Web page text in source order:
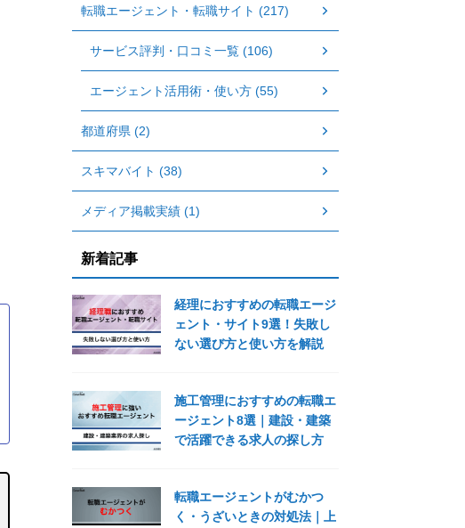
転職エージェント・転職サイト (217)
サービス評判・口コミ一覧 (106)
エージェント活用術・使い方 (55)
都道府県 (2)
スキマバイト (38)
メディア掲載実績 (1)
新着記事
経理におすすめの転職エージ
ェント・サイト9選！失敗し
ない選び方と使い方を解説
施工管理におすすめの転職エ
ージェント8選｜建設・建築
で活躍できる求人の探し方
転職エージェントがむかつ
く・うざいときの対処法｜上